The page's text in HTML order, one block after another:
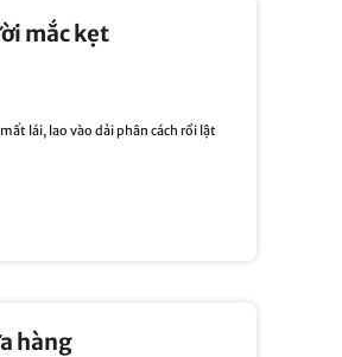
mắc kẹt
lái, lao vào dải phân cách rồi lật
hàng